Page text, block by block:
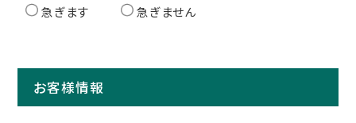
急ぎます 急ぎません
お客様情報